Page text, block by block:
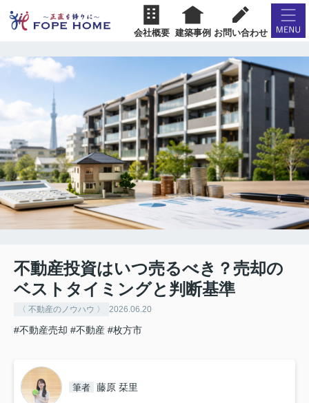
会社概要 建築事例 お問い合わせ
不動産投資はいつ売るべき？売却の
ベストタイミングと判断基準
〈 不動産のノウハウ 〉 2026.06.20
#不動産売却 #不動産 #枚方市
筆者 藤原 栞里